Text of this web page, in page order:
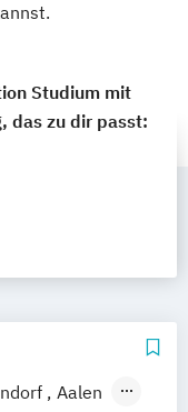
Studium mit
das zu dir passt:
Aalen